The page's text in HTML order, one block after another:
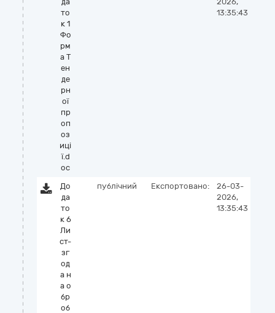
то
к 1
Фо
рм
а Т
ен
де
рн
ої
пр
оп
оз
иці
ї.d
oc
13:35:43
До
да
то
к 6
Ли
ст-
зг
од
а н
а о
бр
об
публічний Експортовано:
26-03-
2026,
13:35:43